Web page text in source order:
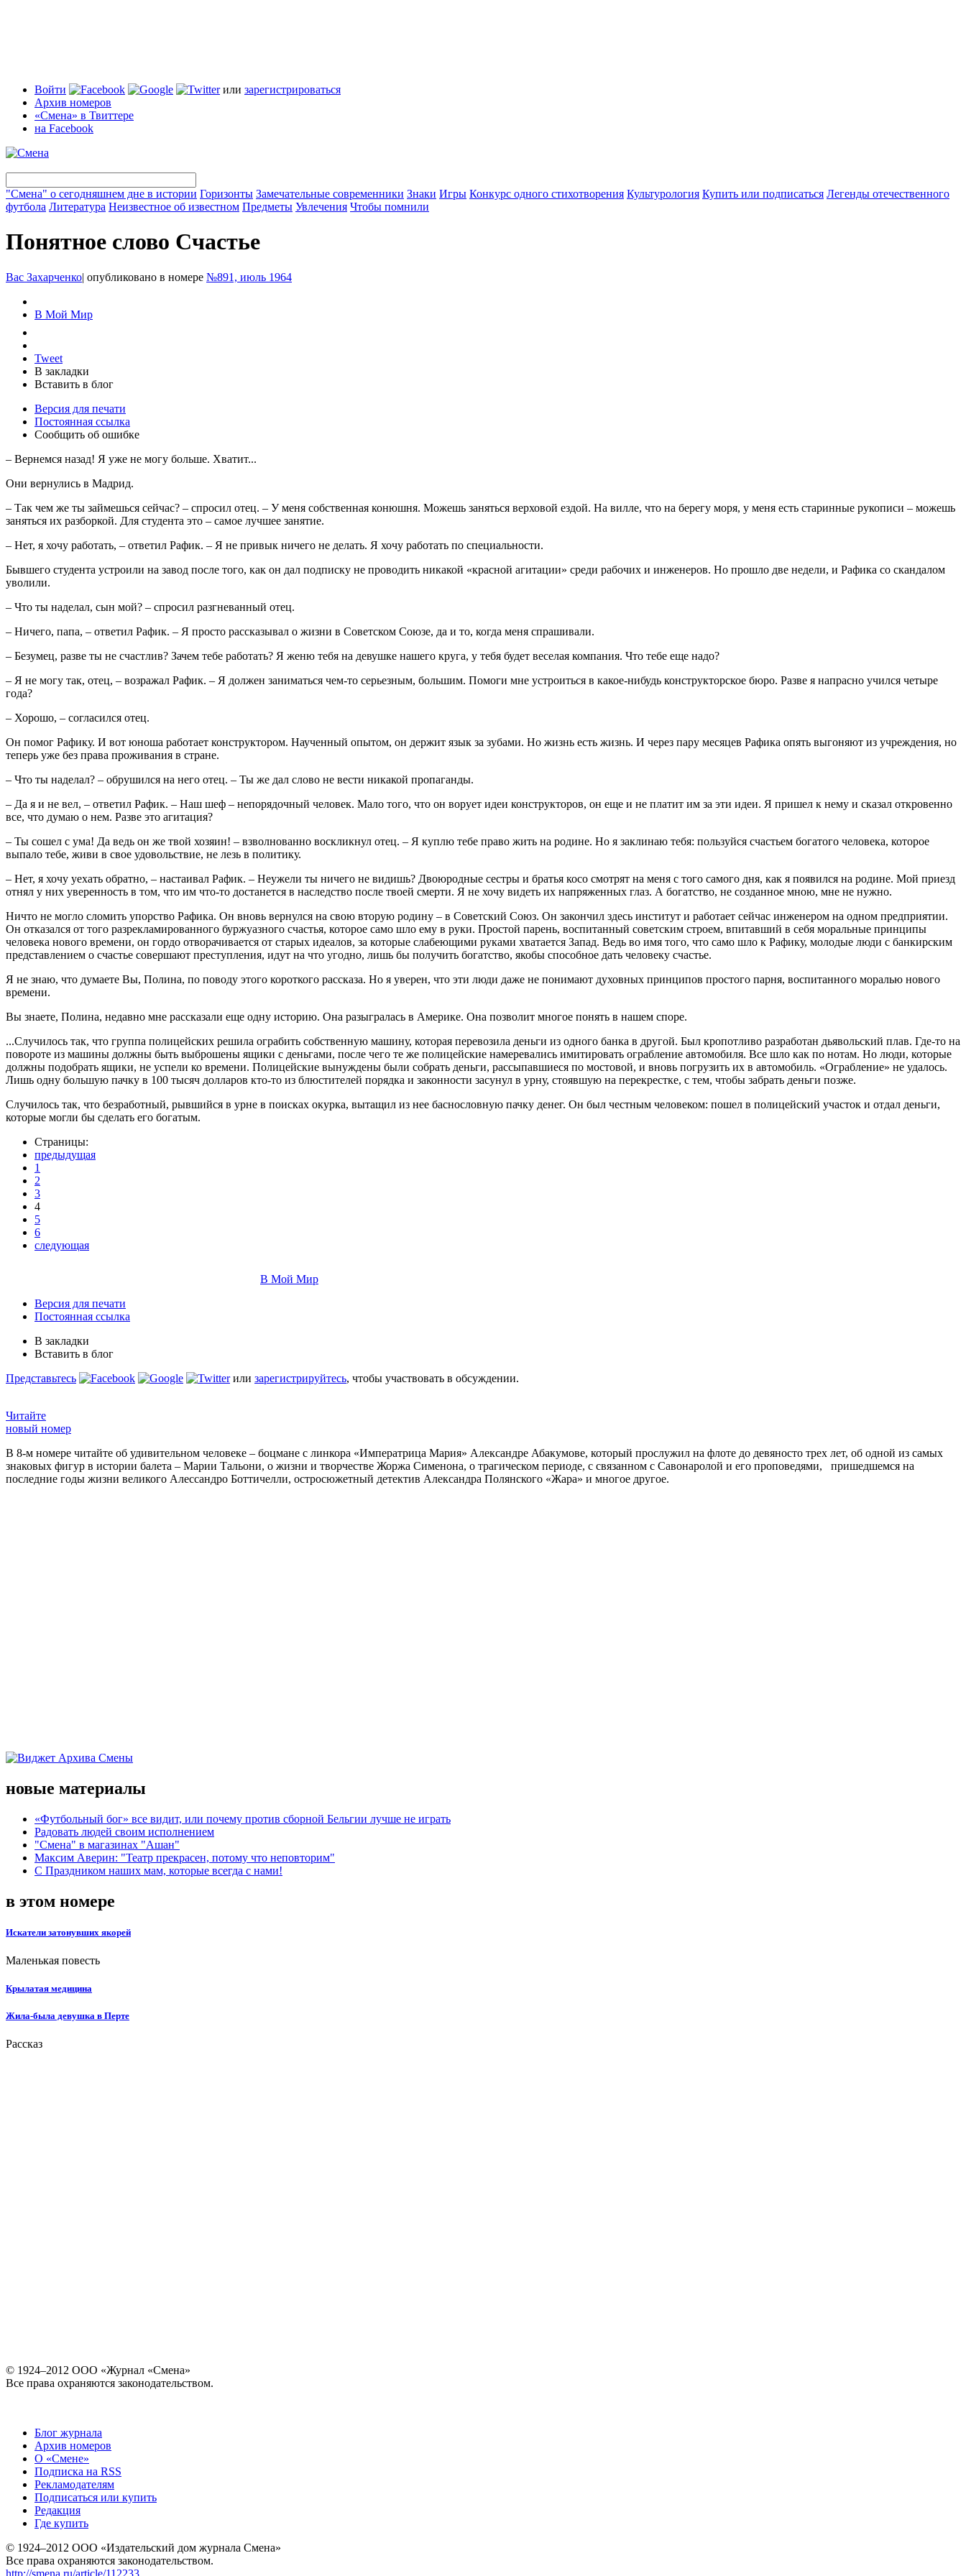
Войти или зарегистрироваться
Архив номеров
«Смена» в Твиттере
на Facebook
"Смена" о сегодняшнем дне в истории Горизонты Замечательные современники Знаки Игры Конкурс одного стихотворения Культурология Купить или подписаться Легенды отечественного
футбола Литература Неизвестное об известном Предметы Увлечения Чтобы помнили
Понятное слово Счастье
Вас Захарченко| опубликовано в номере №891, июль 1964
В Мой Мир
Tweet
В закладки
Вставить в блог
Версия для печати
Постоянная ссылка
Сообщить об ошибке
– Вернемся назад! Я уже не могу больше. Хватит...
Они вернулись в Мадрид.
– Так чем же ты займешься сейчас? – спросил отец. – У меня собственная конюшня. Можешь заняться верховой ездой. На вилле, что на берегу моря, у меня есть старинные рукописи – можешь
заняться их разборкой. Для студента это – самое лучшее занятие.
– Нет, я хочу работать, – ответил Рафик. – Я не привык ничего не делать. Я хочу работать по специальности.
Бывшего студента устроили на завод после того, как он дал подписку не проводить никакой «красной агитации» среди рабочих и инженеров. Но прошло две недели, и Рафика со скандалом
уволили.
– Что ты наделал, сын мой? – спросил разгневанный отец.
– Ничего, папа, – ответил Рафик. – Я просто рассказывал о жизни в Советском Союзе, да и то, когда меня спрашивали.
– Безумец, разве ты не счастлив? Зачем тебе работать? Я женю тебя на девушке нашего круга, у тебя будет веселая компания. Что тебе еще надо?
– Я не могу так, отец, – возражал Рафик. – Я должен заниматься чем-то серьезным, большим. Помоги мне устроиться в какое-нибудь конструкторское бюро. Разве я напрасно учился четыре
года?
– Хорошо, – согласился отец.
Он помог Рафику. И вот юноша работает конструктором. Наученный опытом, он держит язык за зубами. Но жизнь есть жизнь. И через пару месяцев Рафика опять выгоняют из учреждения, но
теперь уже без права проживания в стране.
– Что ты наделал? – обрушился на него отец. – Ты же дал слово не вести никакой пропаганды.
– Да я и не вел, – ответил Рафик. – Наш шеф – непорядочный человек. Мало того, что он ворует идеи конструкторов, он еще и не платит им за эти идеи. Я пришел к нему и сказал откровенно
все, что думаю о нем. Разве это агитация?
– Ты сошел с ума! Да ведь он же твой хозяин! – взволнованно воскликнул отец. – Я куплю тебе право жить на родине. Но я заклинаю тебя: пользуйся счастьем богатого человека, которое
выпало тебе, живи в свое удовольствие, не лезь в политику.
– Нет, я хочу уехать обратно, – настаивал Рафик. – Неужели ты ничего не видишь? Двоюродные сестры и братья косо смотрят на меня с того самого дня, как я появился на родине. Мой приезд
отнял у них уверенность в том, что им что-то достанется в наследство после твоей смерти. Я не хочу видеть их напряженных глаз. А богатство, не созданное мною, мне не нужно.
Ничто не могло сломить упорство Рафика. Он вновь вернулся на свою вторую родину – в Советский Союз. Он закончил здесь институт и работает сейчас инженером на одном предприятии.
Он отказался от того разрекламированного буржуазного счастья, которое само шло ему в руки. Простой парень, воспитанный советским строем, впитавший в себя моральные принципы
человека нового времени, он гордо отворачивается от старых идеалов, за которые слабеющими руками хватается Запад. Ведь во имя того, что само шло к Рафику, молодые люди с банкирским
представлением о счастье совершают преступления, идут на что угодно, лишь бы получить богатство, якобы способное дать человеку счастье.
Я не знаю, что думаете Вы, Полина, по поводу этого короткого рассказа. Но я уверен, что эти люди даже не понимают духовных принципов простого парня, воспитанного моралью нового
времени.
Вы знаете, Полина, недавно мне рассказали еще одну историю. Она разыгралась в Америке. Она позволит многое понять в нашем споре.
...Случилось так, что группа полицейских решила ограбить собственную машину, которая перевозила деньги из одного банка в другой. Был кропотливо разработан дьявольский плав. Где-то на
повороте из машины должны быть выброшены ящики с деньгами, после чего те же полицейские намеревались имитировать ограбление автомобиля. Все шло как по нотам. Но люди, которые
должны подобрать ящики, не успели ко времени. Полицейские вынуждены были собрать деньги, рассыпавшиеся по мостовой, и вновь погрузить их в автомобиль. «Ограбление» не удалось.
Лишь одну большую пачку в 100 тысяч долларов кто-то из блюстителей порядка и законности засунул в урну, стоявшую на перекрестке, с тем, чтобы забрать деньги позже.
Случилось так, что безработный, рывшийся в урне в поисках окурка, вытащил из нее баснословную пачку денег. Он был честным человеком: пошел в полицейский участок и отдал деньги,
которые могли бы сделать его богатым.
Страницы:
предыдущая
1
2
3
4
5
6
следующая
В Мой Мир
Версия для печати
Постоянная ссылка
В закладки
Вставить в блог
Представьтесь
или зарегистрируйтесь, чтобы участвовать в обсуждении.
Читайте
новый номер
В 8-м номере читайте об удивительном человеке – боцмане с линкора «Императрица Мария» Александре Абакумове, который прослужил на флоте до девяносто трех лет, об одной из самых
знаковых фигур в истории балета – Марии Тальони, о жизни и творчестве Жоржа Сименона, о трагическом периоде, с связанном с Савонаролой и его проповедями, пришедшемся на
последние годы жизни великого Алессандро Боттичелли, остросюжетный детектив Александра Полянского «Жара» и многое другое.
новые материалы
«Футбольный бог» все видит, или почему против сборной Бельгии лучше не играть
Радовать людей своим исполнением
"Смена" в магазинах "Ашан"
Максим Аверин: "Театр прекрасен, потому что неповторим"
С Праздником наших мам, которые всегда с нами!
в этом номере
Искатели затонувших якорей
Маленькая повесть
Крылатая медицина
Жила-была девушка в Перте
Рассказ
© 1924–2012 ООО «Журнал «Смена»
Все права охраняются законодательством.
Блог журнала
Архив номеров
О «Смене»
Подписка на RSS
Рекламодателям
Подписаться или купить
Редакция
Где купить
© 1924–2012 ООО «Издательский дом журнала Смена»
Все права охраняются законодательством.